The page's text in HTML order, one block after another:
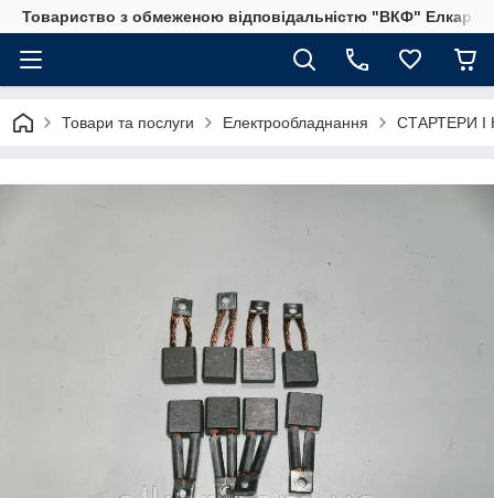
Товариство з обмеженою відповідальністю "ВКФ" Елкар"
Товари та послуги Електрообладнання СТАРТЕРИ І